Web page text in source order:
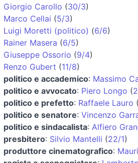
Giorgio Carollo (30/3)
Marco Cellai (5/3)
Luigi Moretti (politico) (6/6)
Rainer Masera (6/5)
Giuseppe Ossorio (9/4)
Renzo Gubert (11/8)
politico e accademico: Massimo
politico e avvocato: Piero Longo (
politico e prefetto: Raffaele Lauro (
politico e senatore: Vincenzo
politico e sindacalista: Alfiero
presbitero: Silvio Mantelli (22/1)
produttore cinematografico: